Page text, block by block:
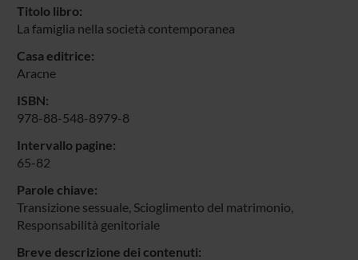
Titolo libro:
La famiglia nella società contemporanea
Casa editrice:
Aracne
ISBN:
978-88-548-8979-8
Intervallo pagine:
65-82
Parole chiave:
Transizione sessuale, Scioglimento del matrimonio,
Responsabilità genitoriale
Breve descrizione dei contenuti: